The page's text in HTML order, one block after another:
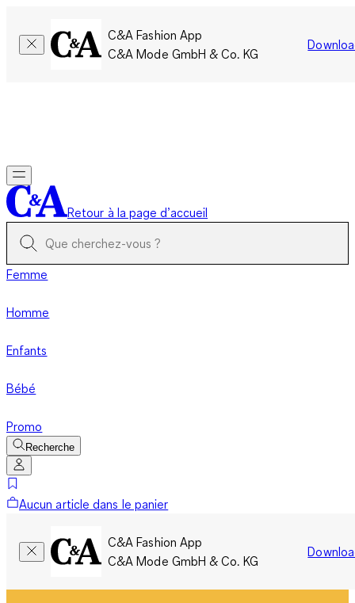
C&A Fashion App
C&A Mode GmbH & Co. KG
Retour à la page d’accueil
Femme
Homme
Enfants
Bébé
Promo
Recherche
Aucun article dans le panier
C&A Fashion App
C&A Mode GmbH & Co. KG